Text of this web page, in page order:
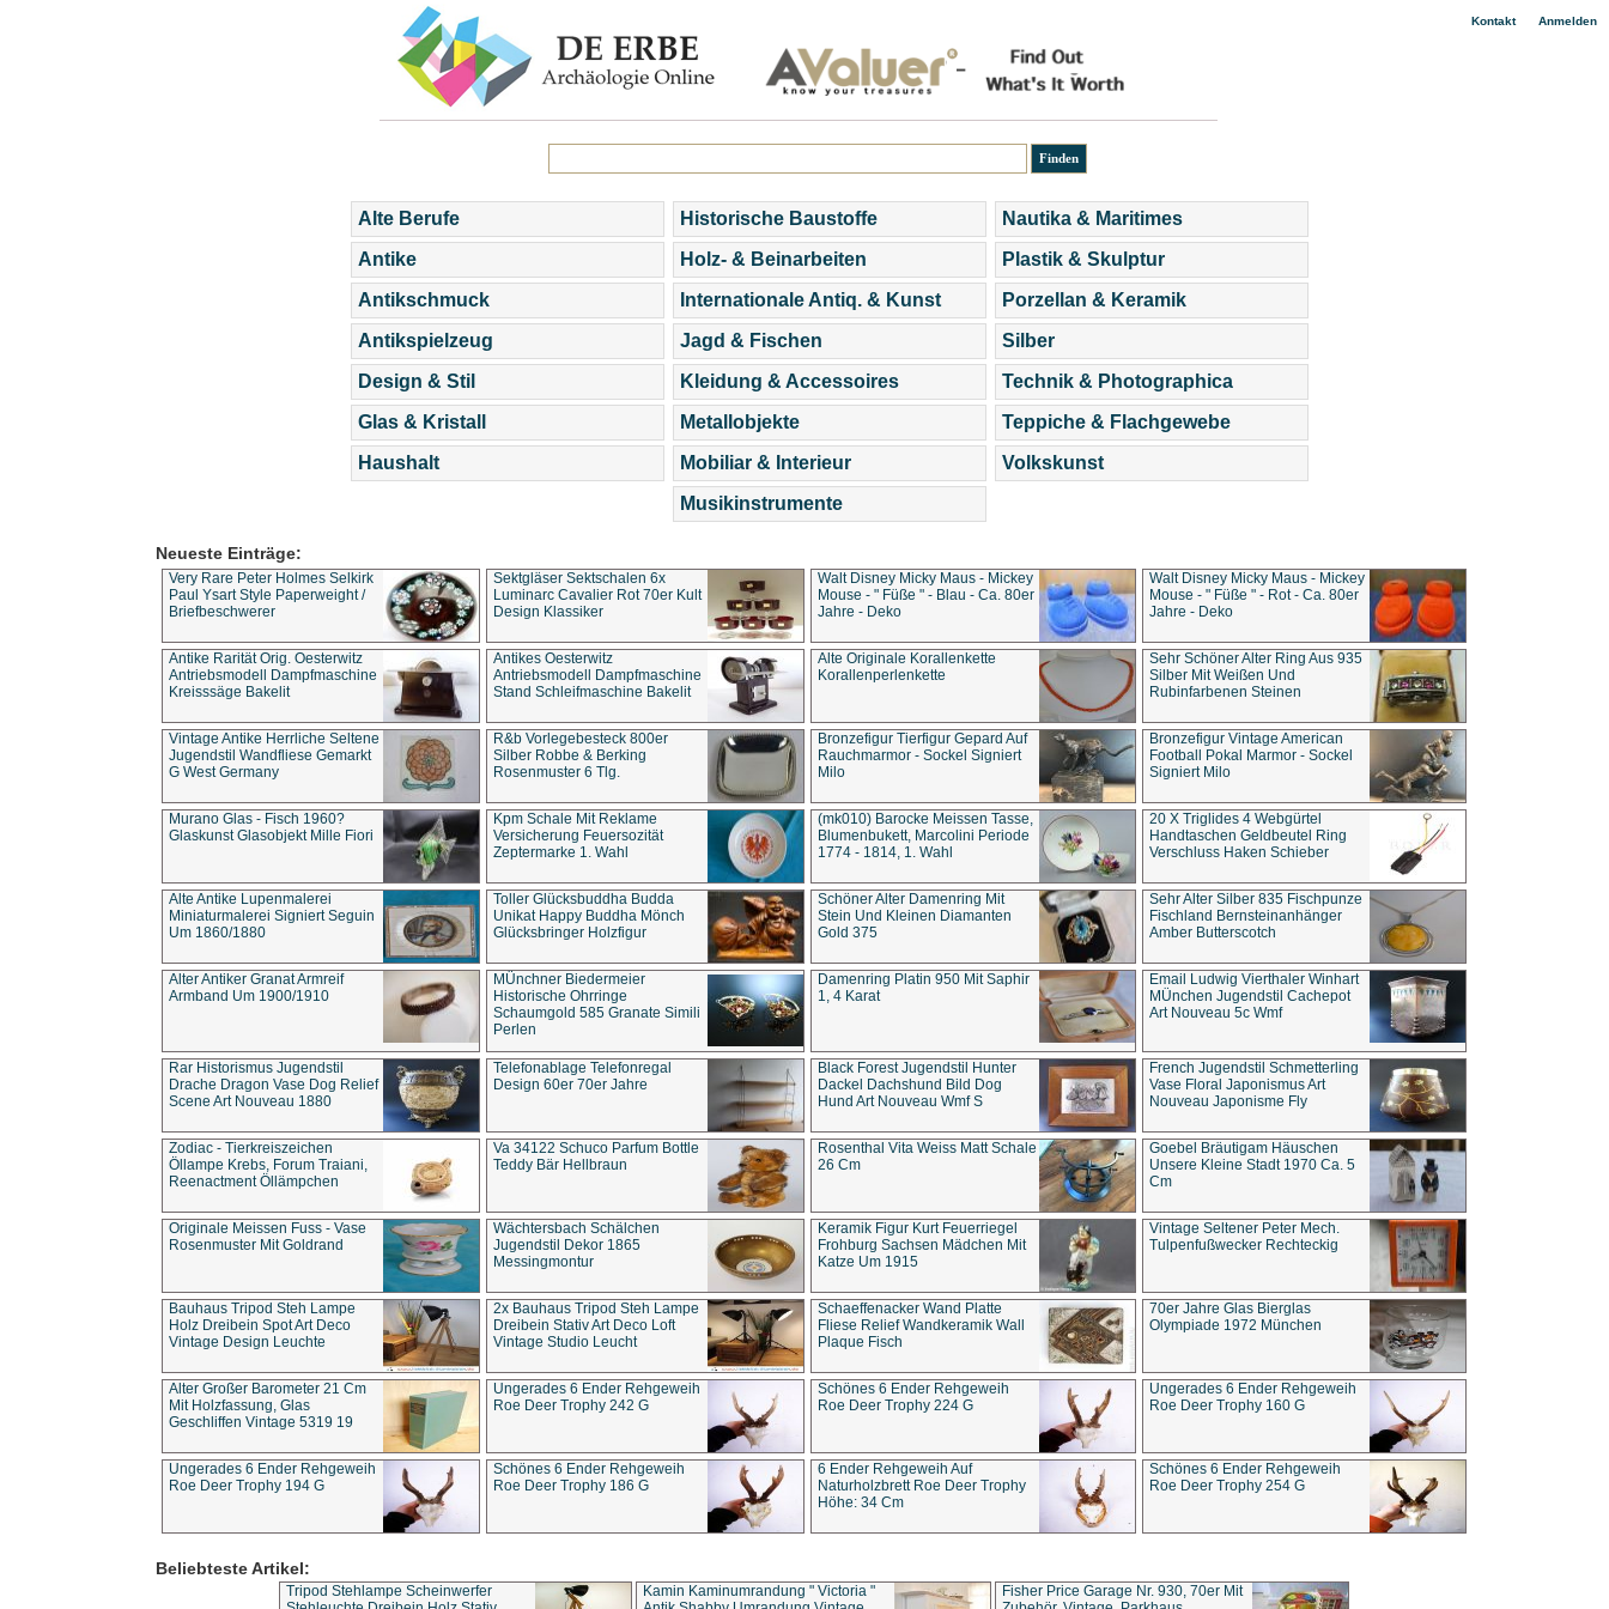
Kontakt| Anmelden
Alte Berufe
Antike
Antikschmuck
Antikspielzeug
Design & Stil
Glas & Kristall
Haushalt
Historische Baustoffe
Holz- & Beinarbeiten
Internationale Antiq. & Kunst
Jagd & Fischen
Kleidung & Accessoires
Metallobjekte
Mobiliar & Interieur
Musikinstrumente
Nautika & Maritimes
Plastik & Skulptur
Porzellan & Keramik
Silber
Technik & Photographica
Teppiche & Flachgewebe
Volkskunst
Neueste Einträge:
Very Rare Peter Holmes Selkirk
Paul Ysart Style Paperweight /
Briefbeschwerer
Sektgläser Sektschalen 6x
Luminarc Cavalier Rot 70er Kult
Design Klassiker
Walt Disney Micky Maus - Mickey
Mouse - " Füße " - Blau - Ca. 80er
Jahre - Deko
Walt Disney Micky Maus - Mickey
Mouse - " Füße " - Rot - Ca. 80er
Jahre - Deko
Antike Rarität Orig. Oesterwitz
Antriebsmodell Dampfmaschine
Kreisssäge Bakelit
Antikes Oesterwitz
Antriebsmodell Dampfmaschine
Stand Schleifmaschine Bakelit
Alte Originale Korallenkette
Korallenperlenkette
Sehr Schöner Alter Ring Aus 935
Silber Mit Weißen Und
Rubinfarbenen Steinen
Vintage Antike Herrliche Seltene
Jugendstil Wandfliese Gemarkt
G West Germany
R&b Vorlegebesteck 800er
Silber Robbe & Berking
Rosenmuster 6 Tlg.
Bronzefigur Tierfigur Gepard Auf
Rauchmarmor - Sockel Signiert
Milo
Bronzefigur Vintage American
Football Pokal Marmor - Sockel
Signiert Milo
Murano Glas - Fisch 1960?
Glaskunst Glasobjekt Mille Fiori
Kpm Schale Mit Reklame
Versicherung Feuersozität
Zeptermarke 1. Wahl
(mk010) Barocke Meissen Tasse,
Blumenbukett, Marcolini Periode
1774 - 1814, 1. Wahl
20 X Triglides 4 Webgürtel
Handtaschen Geldbeutel Ring
Verschluss Haken Schieber
Alte Antike Lupenmalerei
Miniaturmalerei Signiert Seguin
Um 1860/1880
Toller Glücksbuddha Budda
Unikat Happy Buddha Mönch
Glücksbringer Holzfigur
Schöner Alter Damenring Mit
Stein Und Kleinen Diamanten
Gold 375
Sehr Alter Silber 835 Fischpunze
Fischland Bernsteinanhänger
Amber Butterscotch
Alter Antiker Granat Armreif
Armband Um 1900/1910
MÜnchner Biedermeier
Historische Ohrringe
Schaumgold 585 Granate Simili
Perlen
Damenring Platin 950 Mit Saphir
1, 4 Karat
Email Ludwig Vierthaler Winhart
MÜnchen Jugendstil Cachepot
Art Nouveau 5c Wmf
Rar Historismus Jugendstil
Drache Dragon Vase Dog Relief
Scene Art Nouveau 1880
Telefonablage Telefonregal
Design 60er 70er Jahre
Black Forest Jugendstil Hunter
Dackel Dachshund Bild Dog
Hund Art Nouveau Wmf S
French Jugendstil Schmetterling
Vase Floral Japonismus Art
Nouveau Japonisme Fly
Zodiac - Tierkreiszeichen
Öllampe Krebs, Forum Traiani,
Reenactment Öllämpchen
Va 34122 Schuco Parfum Bottle
Teddy Bär Hellbraun
Rosenthal Vita Weiss Matt Schale
26 Cm
Goebel Bräutigam Häuschen
Unsere Kleine Stadt 1970 Ca. 5
Cm
Originale Meissen Fuss - Vase
Rosenmuster Mit Goldrand
Wächtersbach Schälchen
Jugendstil Dekor 1865
Messingmontur
Keramik Figur Kurt Feuerriegel
Frohburg Sachsen Mädchen Mit
Katze Um 1915
Vintage Seltener Peter Mech.
Tulpenfußwecker Rechteckig
Bauhaus Tripod Steh Lampe
Holz Dreibein Spot Art Deco
Vintage Design Leuchte
2x Bauhaus Tripod Steh Lampe
Dreibein Stativ Art Deco Loft
Vintage Studio Leucht
Schaeffenacker Wand Platte
Fliese Relief Wandkeramik Wall
Plaque Fisch
70er Jahre Glas Bierglas
Olympiade 1972 München
Alter Großer Barometer 21 Cm
Mit Holzfassung, Glas
Geschliffen Vintage 5319 19
Ungerades 6 Ender Rehgeweih
Roe Deer Trophy 242 G
Schönes 6 Ender Rehgeweih
Roe Deer Trophy 224 G
Ungerades 6 Ender Rehgeweih
Roe Deer Trophy 160 G
Ungerades 6 Ender Rehgeweih
Roe Deer Trophy 194 G
Schönes 6 Ender Rehgeweih
Roe Deer Trophy 186 G
6 Ender Rehgeweih Auf
Naturholzbrett Roe Deer Trophy
Höhe: 34 Cm
Schönes 6 Ender Rehgeweih
Roe Deer Trophy 254 G
Beliebteste Artikel:
Tripod Stehlampe Scheinwerfer
Kamin Kaminumrandung " Victoria "
Fisher Price Garage Nr. 930, 70er Mit